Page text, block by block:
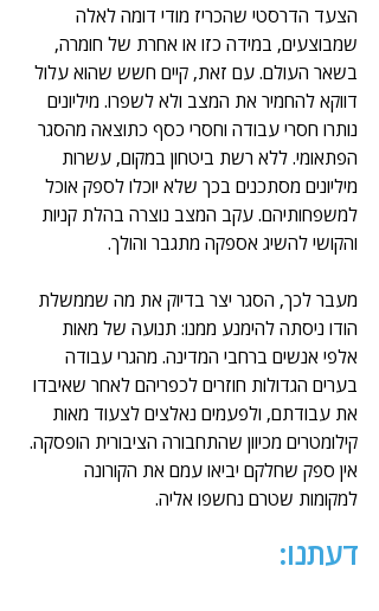
הצעד הדרסטי שהכריז מודי דומה לאלה
שמבוצעים, במידה כזו או אחרת של חומרה,
בשאר העולם. עם זאת, קיים חשש שהוא עלול
דווקא להחמיר את המצב ולא לשפרו. מיליונים
נותרו חסרי עבודה וחסרי כסף כתוצאה מהסגר
הפתאומי. ללא רשת ביטחון במקום, עשרות
מיליונים מסתכנים בכך שלא יוכלו לספק אוכל
למשפחותיהם. עקב המצב נוצרה בהלת קניות
והקושי להשיג אספקה מתגבר והולך.
מעבר לכך, הסגר יצר בדיוק את מה שממשלת
הודו ניסתה להימנע ממנו: תנועה של מאות
אלפי אנשים ברחבי המדינה. מהגרי עבודה
בערים הגדולות חוזרים לכפריהם לאחר שאיבדו
את עבודתם, ולפעמים נאלצים לצעוד מאות
קילומטרים מכיוון שהתחבורה הציבורית הופסקה.
אין ספק שחלקם יביאו עמם את הקורונה
למקומות שטרם נחשפו אליה.
דעתנו: